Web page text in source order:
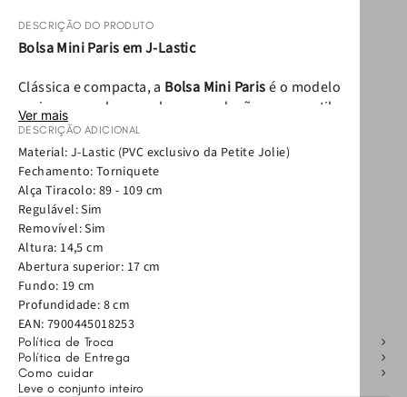
DESCRIÇÃO DO PRODUTO
Bolsa Mini Paris em J-Lastic
Clássica e compacta, a Bolsa Mini Parisé o modelo
curinga que eleva qualquer produção com o estilo e a
praticidade do J-Lastic. O material leve e fácil de limpar
ganha destaque em um shape pequeno e estruturado,
que transita do dia à noite com facilidade. Com
fechamento por torniquete e alça de mão, o modelo
ainda oferece versatilidade com a alça tiracolo removível
e regulável, que se adapta ao seu visual.
Nos detalhes, mais personalidade: o lenço e o mini case
em J-Lastic são acessórios removíveis. O mini case pode
ser usado de diferentes formas, inclusive como porta
fone de ouvido. Já o lenço adiciona charme à bolsa e
também pode ser usado separadamente para compor o
look, ampliando as possibilidades de styling.
Ver mais
DESCRIÇÃO ADICIONAL
Material: J-Lastic (PVC exclusivo da Petite Jolie)
Fechamento: Torniquete
Alça Tiracolo: 89 - 109 cm
Regulável: Sim
Removível: Sim
Altura: 14,5 cm
Abertura superior: 17 cm
Fundo: 19 cm
Profundidade: 8 cm
EAN: 7900445018253
Política de Troca
Política de Entrega
Como cuidar
Leve o conjunto inteiro